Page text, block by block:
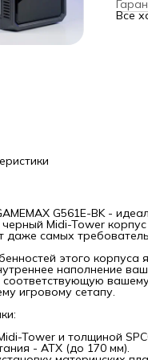
На
Тип
На
Все
G561E-BK -
Midi-Tower
даже самых
этого корпуса
наполнение
игровому сетапу.
Tower и толщиной
- АТХ (до 170 мм).